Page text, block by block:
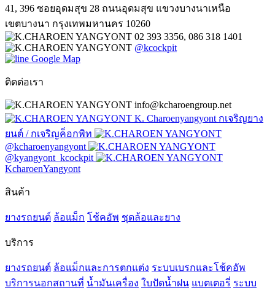
41, 396 ซอยอุดมสุข 28 ถนนอุดมสุข แขวงบางนาเหนือ
เขตบางนา กรุงเทพมหานคร 10260
02 393 3356, 086 318 1401
@kcockpit
Google Map
ติดต่อเรา
info@kcharoengroup.net
K. Charoenyangyont กเจริญยาง
ยนต์ / กเจริญค็อกพิท
@kcharoenyangyont
@kyangyont_kcockpit
KcharoenYangyont
สินค้า
ยางรถยนต์ ล้อแม็ก โช้คอัพ ชุดล้อและยาง
บริการ
ยางรถยนต์ ล้อแม็กและการตกแต่ง ระบบเบรกและโช้คอัพ
บริการนอกสถานที่ น้ำมันเครื่อง ใบปัดน้ำฝน แบตเตอรี่ ระบบ